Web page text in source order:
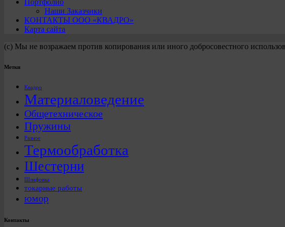
Наши Заказчики
КОНТАКТЫ ООО «КВАДРО»
Карта сайта
(с) Мы не возражаем против копирования или иного добросовестного
Метки
Квадро
Материаловедение
Общетехническое
Пружины
Разное
Термообработка
Шестерни
Шлифовка
токарные работы
юмор
Контакты